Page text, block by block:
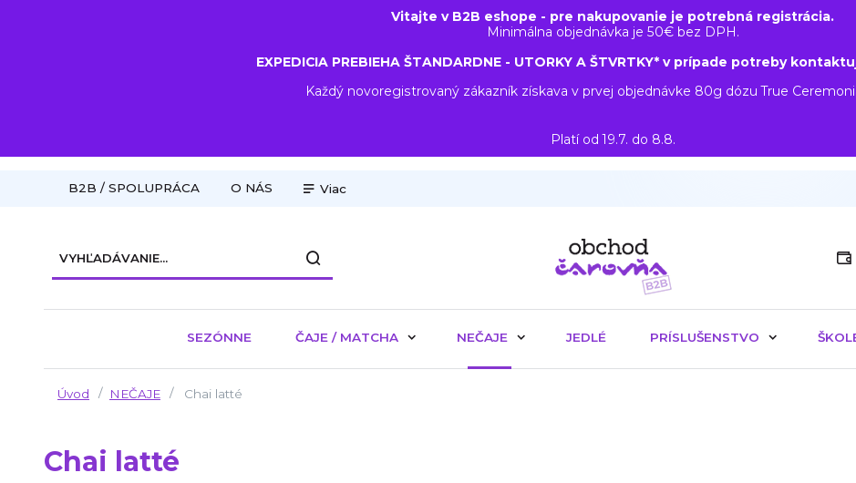
Vitajte v B2B eshope - pre nakupovanie je potrebná registrácia.
Minimálna objednávka je 50€ bez DPH.
EXPEDICIA PREBIEHA ŠTANDARDNE - UTORKY A ŠTVRTKY* v prípade potreby
Každý novoregistrovaný zákazník získava v prvej objednávke 80g dózu True
Platí od 19.7. do 8.8.
B2B / SPOLUPRÁCA O NÁS Viac
SEZÓNNE ČAJE / MATCHA NEČAJE JEDLÉ PRÍSLUŠENSTVO
Úvod NEČAJE Chai latté
Chai latté